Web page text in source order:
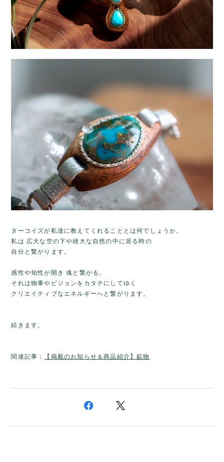
ターコイズが私達に教えてくれることとは何でしょうか。
私は 広大な空の下や雄大な自然の中に居る時の
自分と繋がります。
感性や知性が開き魂と繋がる。
それは物事やビジョンをカタチにしてゆく
クリエイティブなエネルギーへと繋がります。
続きます。
関連記事： 【掲載のお知らせ＆商品紹介】鉱物